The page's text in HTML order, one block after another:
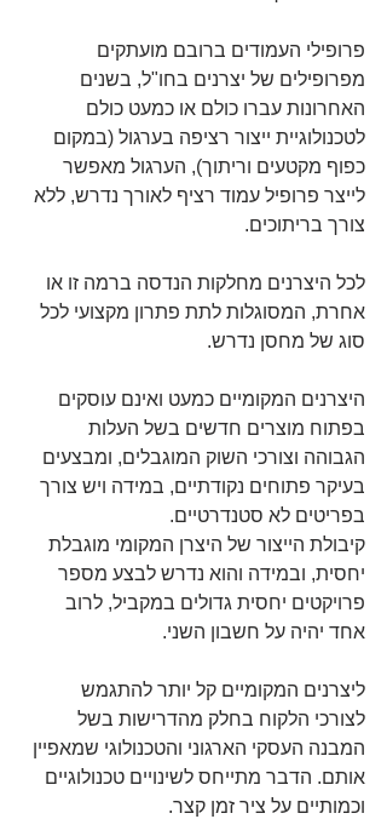
פרופילי העמודים ברובם מועתקים
מפרופילים של יצרנים בחו"ל, בשנים
האחרונות עברו כולם או כמעט כולם
לטכנולוגיית ייצור רציפה בערגול (במקום
כפוף מקטעים וריתוך), הערגול מאפשר
לייצר פרופיל עמוד רציף לאורך נדרש, ללא
צורך בריתוכים.
לכל היצרנים מחלקות הנדסה ברמה זו או
אחרת, המסוגלות לתת פתרון מקצועי לכל
סוג של מחסן נדרש.
היצרנים המקומיים כמעט ואינם עוסקים
בפתוח מוצרים חדשים בשל העלות
הגבוהה וצורכי השוק המוגבלים, ומבצעים
בעיקר פתוחים נקודתיים, במידה ויש צורך
בפריטים לא סטנדרטיים.
קיבולת הייצור של היצרן המקומי מוגבלת
יחסית, ובמידה והוא נדרש לבצע מספר
פרויקטים יחסית גדולים במקביל, לרוב
אחד יהיה על חשבון השני.
ליצרנים המקומיים קל יותר להתגמש
לצורכי הלקוח בחלק מהדרישות בשל
המבנה העסקי הארגוני והטכנולוגי שמאפיין
אותם. הדבר מתייחס לשינויים טכנולוגיים
וכמותיים על ציר זמן קצר.